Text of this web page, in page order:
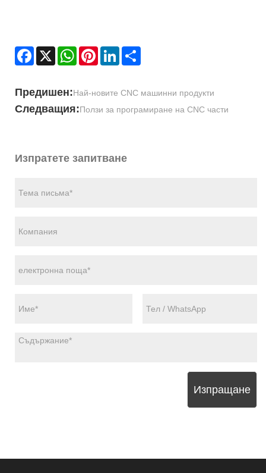
Facebook
X WhatsAppPinterestLinkedIn
Предишен:Най-новите CNC машинни продукти
Следващия:Ползи за програмиране на CNC части
Изпратете запитване
Изпращане